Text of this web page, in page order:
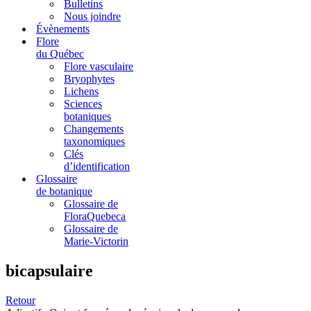
Bulletins
Nous joindre
Évènements
Flore
du Québec
Flore vasculaire
Bryophytes
Lichens
Sciences
botaniques
Changements
taxonomiques
Clés
d’identification
Glossaire
de botanique
Glossaire de
FloraQuebeca
Glossaire de
Marie-Victorin
bicapsulaire
Retour